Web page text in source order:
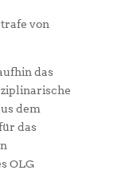
von
das
dem
das
OLG